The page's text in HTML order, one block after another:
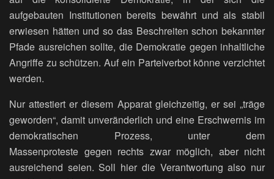
aufgebauten Institutionen bereits bewährt und als stabil
erwiesen hätten und so das Beschreiten schon bekannter
Pfade ausreichen sollte, die Demokratie gegen inhaltliche
Angriffe zu schützen. Auf ein Parteiverbot könne verzichtet
werden.
Nur attestiert er diesem Apparat gleichzeitig, er sei „träge
geworden“, damit unveränderlich und eine Erschwernis im
demokratischen Prozess, unter dem
Massenproteste gegen rechts zwar möglich, aber nicht
ausreichend seien. Soll hier die Verantwortung also nur